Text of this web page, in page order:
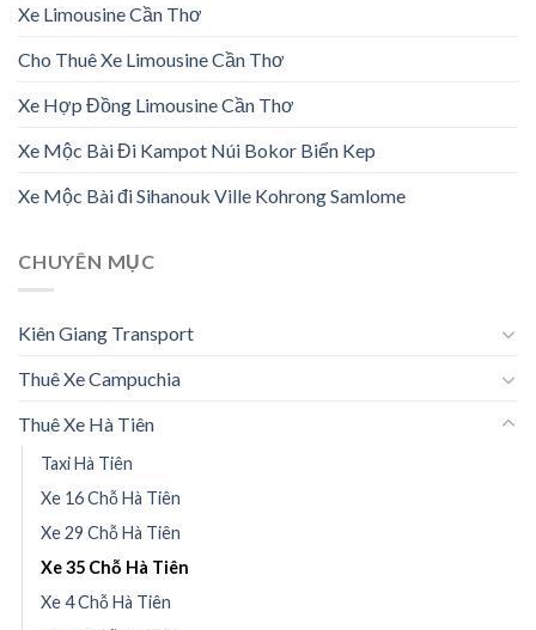
Xe Limousine Cần Thơ
Cho Thuê Xe Limousine Cần Thơ
Xe Hợp Đồng Limousine Cần Thơ
Xe Mộc Bài Đi Kampot Núi Bokor Biển Kep
Xe Mộc Bài đi Sihanouk Ville Kohrong Samlome
CHUYÊN MỤC
Kiên Giang Transport
Thuê Xe Campuchia
Thuê Xe Hà Tiên
Taxi Hà Tiên
Xe 16 Chỗ Hà Tiên
Xe 29 Chỗ Hà Tiên
Xe 35 Chỗ Hà Tiên
Xe 4 Chỗ Hà Tiên